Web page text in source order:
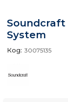
Soundcraft
System
Код: 30075135